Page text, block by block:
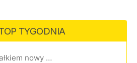
TYGODNIA
Spider-Man. Całkiem nowy dzień